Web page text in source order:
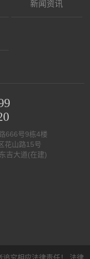
新闻资讯
666号9栋4楼
花山路15号
吉大道(在建)